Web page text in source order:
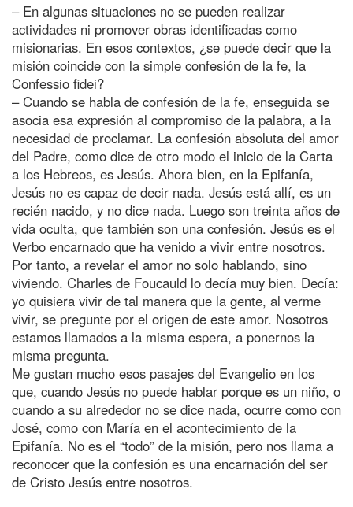
– En algunas situaciones no se pueden realizar
actividades ni promover obras identificadas como
misionarias. En esos contextos, ¿se puede decir que la
misión coincide con la simple confesión de la fe, la
Confessio fidei?
– Cuando se habla de confesión de la fe, enseguida se
asocia esa expresión al compromiso de la palabra, a la
necesidad de proclamar. La confesión absoluta del amor
del Padre, como dice de otro modo el inicio de la Carta
a los Hebreos, es Jesús. Ahora bien, en la Epifanía,
Jesús no es capaz de decir nada. Jesús está allí, es un
recién nacido, y no dice nada. Luego son treinta años de
vida oculta, que también son una confesión. Jesús es el
Verbo encarnado que ha venido a vivir entre nosotros.
Por tanto, a revelar el amor no solo hablando, sino
viviendo. Charles de Foucauld lo decía muy bien. Decía:
yo quisiera vivir de tal manera que la gente, al verme
vivir, se pregunte por el origen de este amor. Nosotros
estamos llamados a la misma espera, a ponernos la
misma pregunta.
Me gustan mucho esos pasajes del Evangelio en los
que, cuando Jesús no puede hablar porque es un niño, o
cuando a su alrededor no se dice nada, ocurre como con
José, como con María en el acontecimiento de la
Epifanía. No es el “todo” de la misión, pero nos llama a
reconocer que la confesión es una encarnación del ser
de Cristo Jesús entre nosotros.